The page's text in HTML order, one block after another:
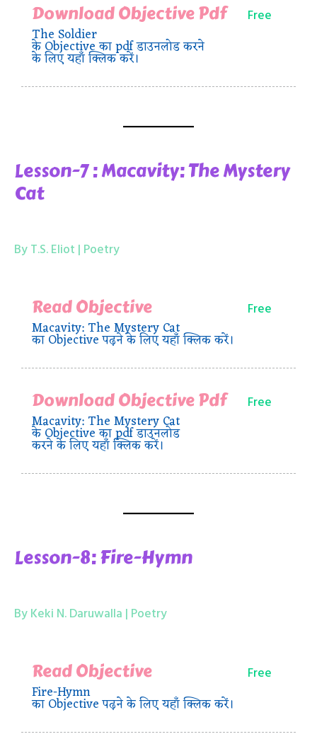
Download Objective Pdf
The Soldier
के Objective का pdf डाउनलोड करने
के लिए यहाँ क्लिक करें।
Free
Lesson-7 : Macavity: The Mystery
Cat
By T.S. Eliot | Poetry
Read Objective
Macavity: The Mystery Cat
का Objective पढ़ने के लिए यहाँ क्लिक करें।
Free
Download Objective Pdf
Macavity: The Mystery Cat
के Objective का pdf डाउनलोड
करने के लिए यहाँ क्लिक करें।
Free
Lesson-8: Fire-Hymn
By Keki N. Daruwalla | Poetry
Read Objective
Fire-Hymn
का Objective पढ़ने के लिए यहाँ क्लिक करें।
Free